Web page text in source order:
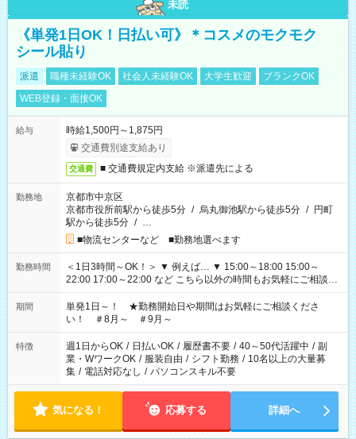
未読
《単発1日OK！日払い可》＊コスメのモクモク
シール貼り
派遣 職種未経験OK 社会人未経験OK 大学生歓迎
ブランクOK
WEB登録・面接OK
給与
時給1,500円～1,875円
交通費別途支給あり
交通費 ■ 交通費規定内支給 ※派遣先による
勤務地
京都市中京区
京都市役所前駅から徒歩5分 / 烏丸御池駅から徒歩5分 / 円町
駅から徒歩5分 / …
■物流センターなど ■勤務地選べます
勤務時間
＜1日3時間～OK！＞ ▼ 例えば… ▼ 15:00～18:00 15:00～
22:00 17:00～22:00 など こちら以外の時間もお気軽にご相談く
ださい！
期間
単発1日～！ ★勤務開始日や期間はお気軽にご相談くださ
い！ ＃8月～ ＃9月～
特徴 週1日からOK / 日払いOK / 履歴書不要 / 40～50代活躍中 / 副
業・WワークOK / 服装自由 / シフト勤務 / 10名以上の大量募
集 / 電話対応なし / パソコンスキル不要
気になる！ 応募する 詳細へ